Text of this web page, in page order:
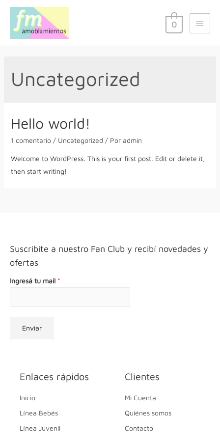
0
Uncategorized
Hello world!
1 comentario / Uncategorized / Por admin
Welcome to WordPress. This is your first post. Edit or delete it,
then start writing!
Suscribite a nuestro Fan Club y recibí novedades y
ofertas
Ingresá tu mail *
Enviar
Enlaces rápidos
Inicio
Línea Bebés
Línea Juvenil
Clientes
Mi Cuenta
Quiénes somos
Contacto